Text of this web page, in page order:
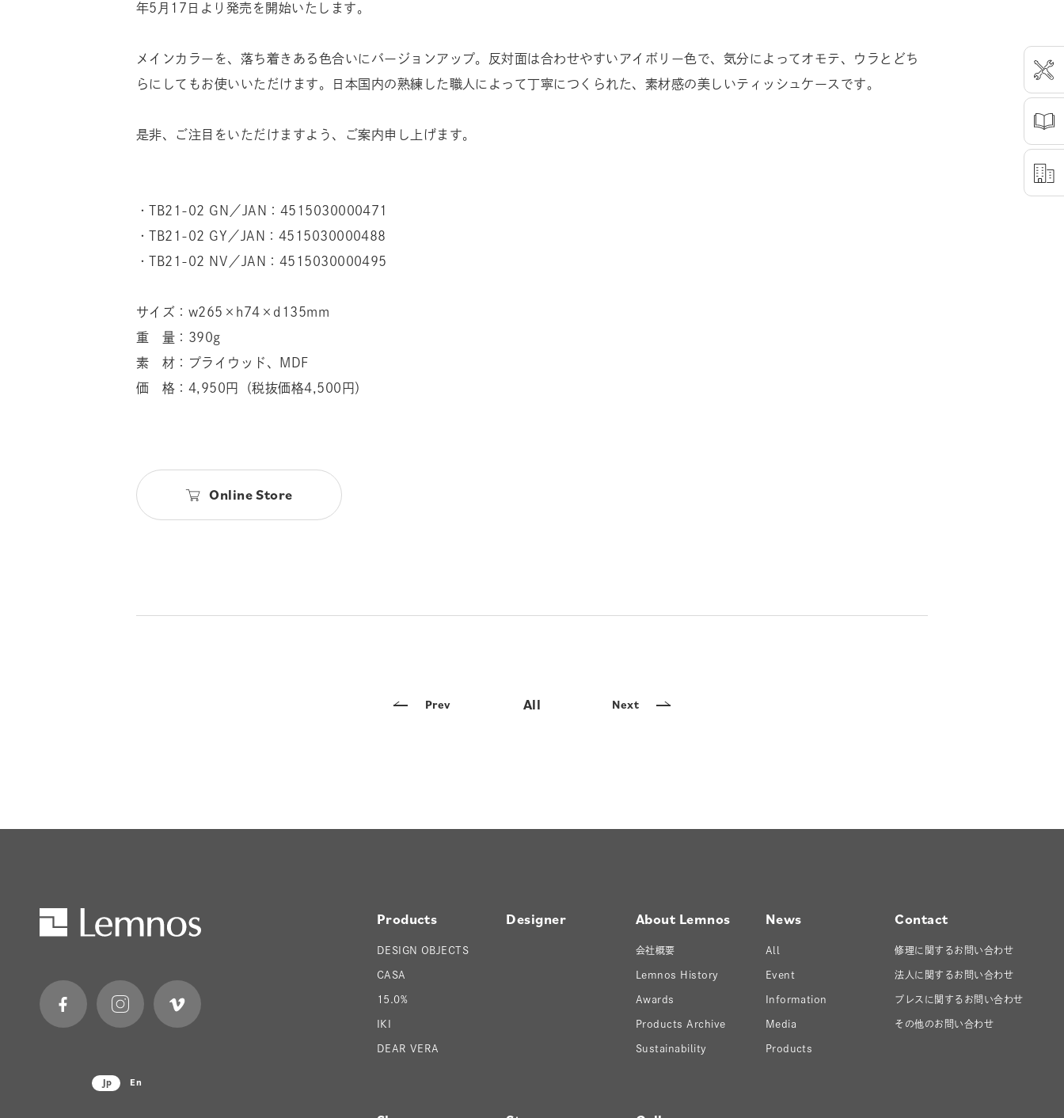
年5月17日より発売を開始いたします。
メインカラーを、落ち着きある色合いにバージョンアップ。反対面は合わせやすいアイボリー色で、気分によってオモテ、ウラとどち
らにしてもお使いいただけます。日本国内の熟練した職人によって丁寧につくられた、素材感の美しいティッシュケースです。
是非、ご注目をいただけますよう、ご案内申し上げます。
・TB21-02 GN／JAN：4515030000471
・TB21-02 GY／JAN：4515030000488
・TB21-02 NV／JAN：4515030000495
サイズ：w265×h74×d135mm
重 量：390g
素 材：プライウッド、MDF
価 格：4,950円（税抜価格4,500円）
Online Store
Prev All Next
Jp En
Products
DESIGN OBJECTS
CASA
15.0%
IKI
DEAR VERA
Designer About Lemnos
会社概要
Lemnos History
Awards
Products Archive
Sustainability
News
All
Event
Information
Media
Products
Contact
修理に関するお問い合わせ
法人に関するお問い合わせ
プレスに関するお問い合わせ
その他のお問い合わせ